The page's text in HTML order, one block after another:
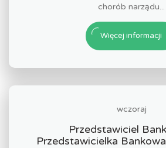
chorób narządu...
Więcej informacji
wczoraj
Przedstawiciel
Przedstawicielka